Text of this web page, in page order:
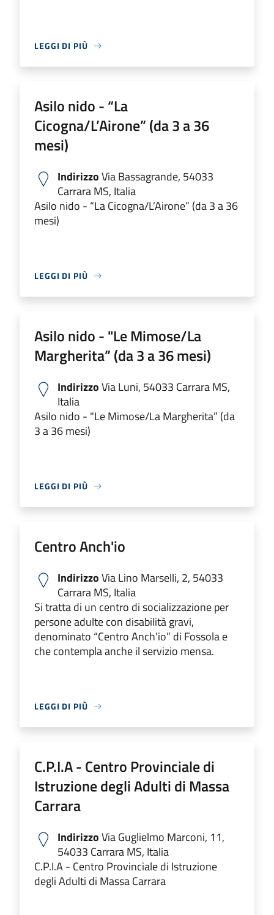
LEGGI DI PIÙ
Asilo nido - “La
Cicogna/L’Airone” (da 3 a 36
mesi)
IndirizzoVia Bassagrande, 54033
Carrara MS, Italia
Asilo nido - “La Cicogna/L’Airone” (da 3 a 36
mesi)
LEGGI DI PIÙ
Asilo nido - "Le Mimose/La
Margherita” (da 3 a 36 mesi)
IndirizzoVia Luni, 54033 Carrara MS,
Italia
Asilo nido - "Le Mimose/La Margherita” (da
3 a 36 mesi)
LEGGI DI PIÙ
Centro Anch'io
IndirizzoVia Lino Marselli, 2, 54033
Carrara MS, Italia
Si tratta di un centro di socializzazione per
persone adulte con disabilità gravi,
denominato “Centro Anch’io” di Fossola e
che contempla anche il servizio mensa.
LEGGI DI PIÙ
C.P.I.A - Centro Provinciale di
Istruzione degli Adulti di Massa
Carrara
IndirizzoVia Guglielmo Marconi, 11,
54033 Carrara MS, Italia
C.P.I.A - Centro Provinciale di Istruzione
degli Adulti di Massa Carrara